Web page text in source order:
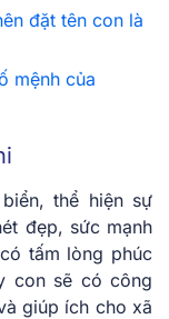
đặt tên con là
mệnh của
thể hiện sự
đẹp, sức mạnh
tấm lòng phúc
con sẽ có công
giúp ích cho xã